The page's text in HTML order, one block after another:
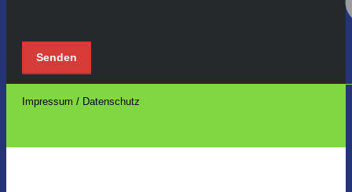
Impressum / Datenschutz